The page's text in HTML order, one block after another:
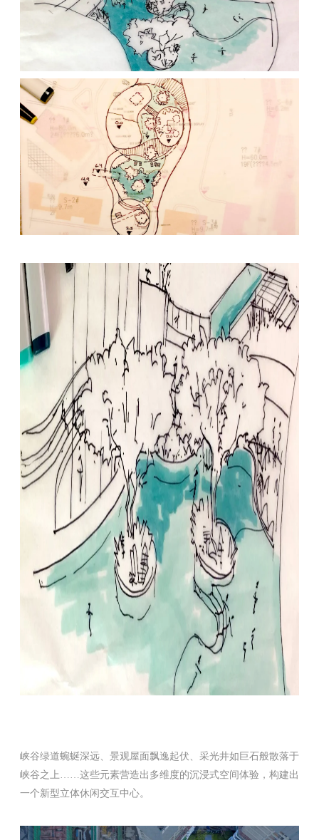
峡谷绿道蜿蜒深远、景观屋面飘逸起伏、采光井如巨石般散落于
峡谷之上……这些元素营造出多维度的沉浸式空间体验，构建出
一个新型立体休闲交互中心。